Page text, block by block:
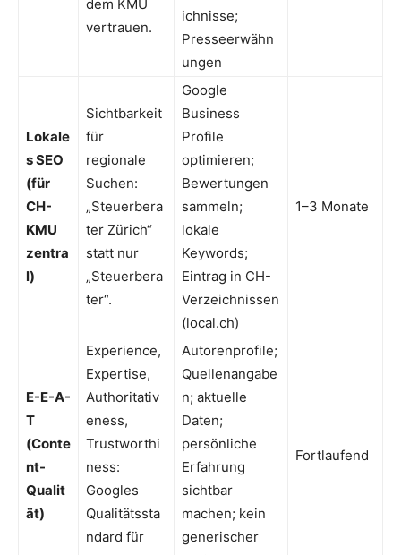
dem KMU
vertrauen.
ichnisse;
Presseerwähn
ungen
Lokale
s SEO
(für
CH-
KMU
zentra
l)
Sichtbarkeit
für
regionale
Suchen:
„Steuerbera
ter Zürich“
statt nur
„Steuerbera
ter“.
Google
Business
Profile
optimieren;
Bewertungen
sammeln;
lokale
Keywords;
Eintrag in CH-
Verzeichnissen
(local.ch)
1–3 Monate
E-E-A-
T
(Conte
nt-
Qualit
ät)
Experience,
Expertise,
Authoritativ
eness,
Trustworthi
ness:
Googles
Qualitätssta
ndard für
Autorenprofile;
Quellenangabe
n; aktuelle
Daten;
persönliche
Erfahrung
sichtbar
machen; kein
generischer
Fortlaufend